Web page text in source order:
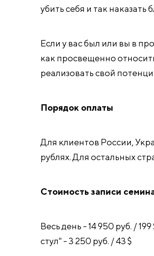
убить себя и так наказать
Если у вас был или вы в
как просвещенно
реализовать свой
Порядок оплаты
Для клиентов России,
рублях. Для остальных
Стоимость записи
Весь день - 14 950 руб. /
стул" - 3 250 руб. / 43 $